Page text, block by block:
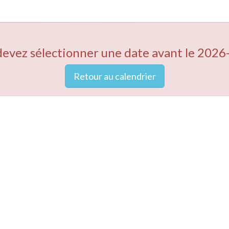
sélectionner une date avant le
Retour au calendrier